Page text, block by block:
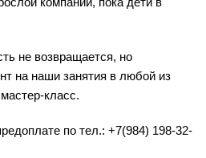
не возвращается, но
на наши занятия в любой из
класс.
по тел.: +7(984) 198-32-